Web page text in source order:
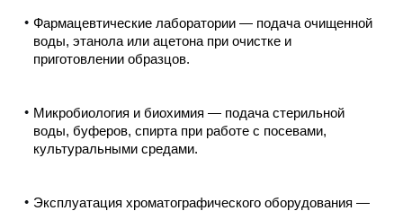
Фармацевтические лаборатории — подача очищенной
воды, этанола или ацетона при очистке и
приготовлении образцов.
Микробиология и биохимия — подача стерильной
воды, буферов, спирта при работе с посевами,
культуральными средами.
Эксплуатация хроматографического оборудования —